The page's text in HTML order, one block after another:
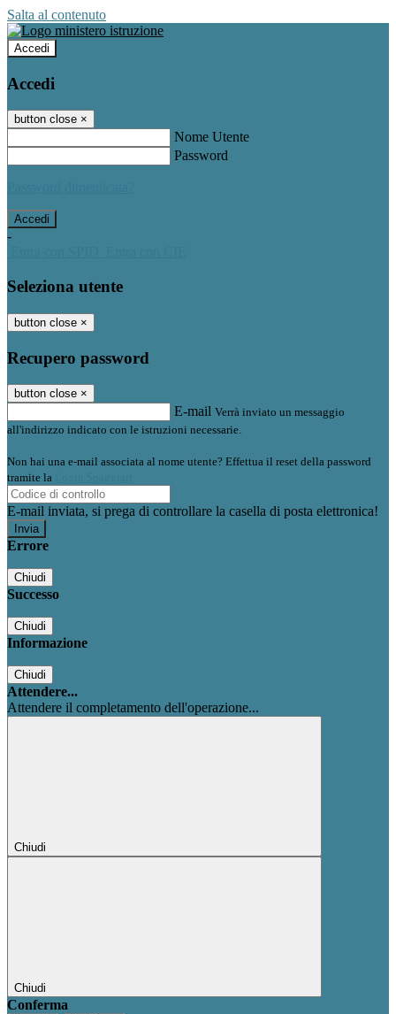
Salta al contenuto
Accedi
Accedi
button close ×
Nome Utente
Password
-
Seleziona utente
button close ×
Recupero password
button close ×
E-mail Verrà inviato un messaggio
all'indirizzo indicato con le istruzioni necessarie.
Non hai una e-mail associata al nome utente? Effettua il reset della password
tramite la
E-mail inviata, si prega di controllare la casella di posta elettronica!
Errore
Chiudi
Successo
Chiudi
Informazione
Chiudi
Attendere...
Attendere il completamento dell'operazione...
Chiudi
Chiudi
Conferma